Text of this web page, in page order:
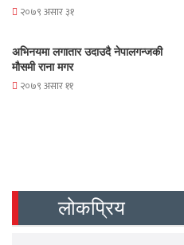
२०७९ असार ३१
अभिनयमा लगातार उदाउदै नेपालगन्जकी
मौसमी राना मगर
२०७९ असार ११
लोकप्रिय